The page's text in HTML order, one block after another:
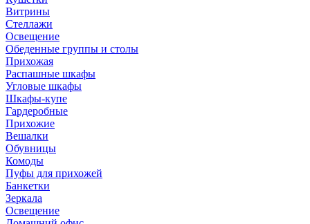
Витрины
Стеллажи
Освещение
Обеденные группы и столы
Прихожая
Распашные шкафы
Угловые шкафы
Шкафы-купе
Гардеробные
Прихожие
Вешалки
Обувницы
Комоды
Пуфы для прихожей
Банкетки
Зеркала
Освещение